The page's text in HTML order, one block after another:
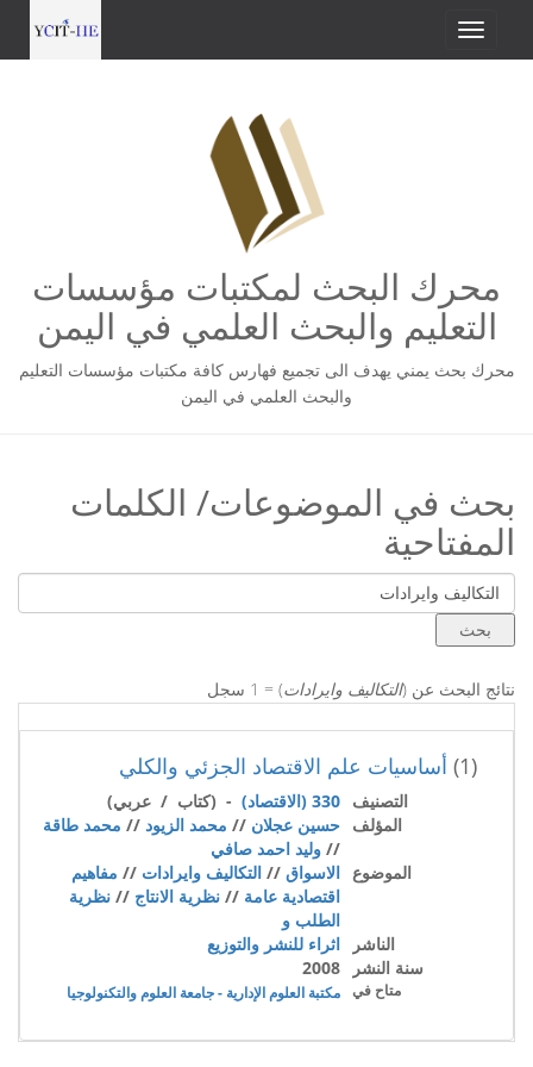
محرك البحث لمكتبات مؤسسات
التعليم والبحث العلمي في اليمن
محرك بحث يمني يهدف الى تجميع فهارس كافة مكتبات مؤسسات التعليم
والبحث العلمي في اليمن
بحث في الموضوعات/ الكلمات
المفتاحية
نتائج البحث عن (التكاليف وايرادات) = 1 سجل
(1) أساسيات علم الاقتصاد الجزئي والكلي
التصنيف 330 (الاقتصاد)
- (كتاب / عربي)
المؤلف حسين عجلان // محمد الزيود // محمد طاقة
// وليد احمد صافي
الموضوع الاسواق // التكاليف وايرادات // مفاهيم
اقتصادية عامة // نظرية الانتاج // نظرية
الطلب و
الناشر
اثراء للنشر والتوزيع
سنة النشر
2008
متاح في مكتبة العلوم الإدارية - جامعة العلوم والتكنولوجيا